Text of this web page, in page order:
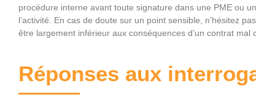
procédure interne avant toute signature dans une PME ou
l’activité. En cas de doute sur un point sensible, n’hésitez
être largement inférieur aux conséquences d’un contrat mal
Réponses aux